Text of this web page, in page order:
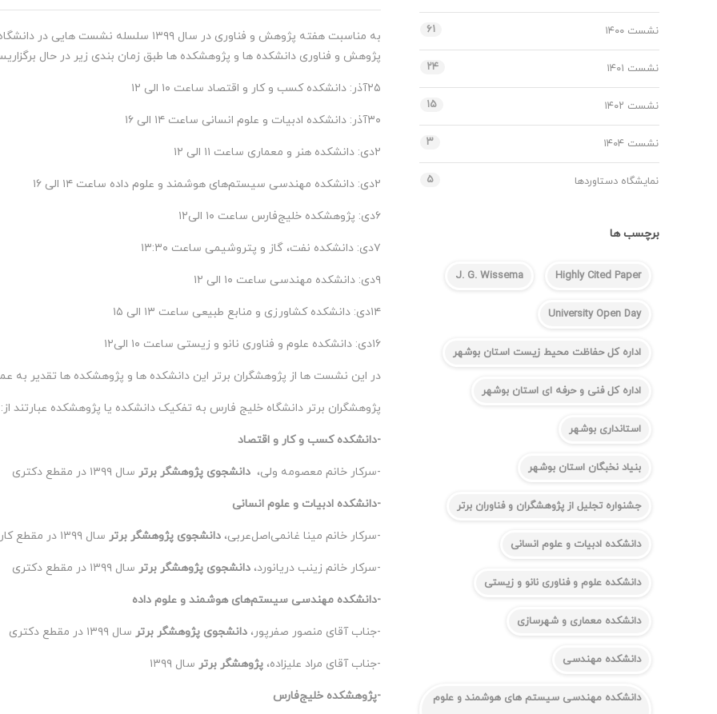
به مناسبت هفته پژوهش و فناوری در سال
پژوهش و فناوری دانشکده ها و پژوهشکده ها طبق زمان بندی زیر در حال
۲۵آذر: دانشکده کسب و کار و اقتصاد ساعت ۱۰ الی ۱۲
۳۰آذر: دانشکده ادبیات و علوم انسانی ساعت ۱۴ الی ۱۶
۲دی: دانشکده هنر و معماری ساعت ۱۱ الی ۱۲
۲دی: دانشکده مهندسی سیستم‌های هوشمند و علوم داده ساعت ۱۴ الی ۱۶
۶دی: پژوهشکده خلیج‌فارس ساعت ۱۰ الی۱۲
۷دی: دانشکده نفت، گاز و پتروشیمی ساعت ۱۳:۳۰
۹دی: دانشکده مهندسی ساعت ۱۰ الی ۱۲
۱۴دی: دانشکده کشاورزی و منابع طبیعی ساعت ۱۳ الی ۱۵
۱۶دی: دانشکده علوم و فناوری‌ نانو و زیستی ساعت ۱۰ الی۱۲
در این نشست ها از پژوهشگران برتر این دانشکده ها و پژوهشکده ها تقدیر به
پژوهشگران برتر دانشگاه خلیج فارس به تفکیک دانشکده یا پژوهشکده عبارتند از:
-دانشکده کسب و کار و اقتصاد
-سرکار خانم معصومه ولی، دانشجوی پژوهشگر برتر سال ۱۳۹۹ در مقطع دکتری
-دانشکده ادبیات و علوم انسانی
-سرکار خانم مینا غانمی‌اصل‌عربی، دانشجوی پژوهشگر برتر سال ۱۳۹۹ در مقطع کارشناسی‌ارشد
-سرکار خانم زینب دریانورد، دانشجوی پژوهشگر برتر سال ۱۳۹۹ در مقطع دکتری
-دانشکده مهندسی سیستم‌های هوشمند و علوم داده
-جناب آقای منصور صفرپور، دانشجوی پژوهشگر برتر سال ۱۳۹۹ در مقطع دکتری
-جناب آقای مراد علیزاده، پژوهشگر برتر سال ۱۳۹۹
-پژوهشکده خلیج‌فارس
نشست ۱۴۰۰ ۶۱
نشست ۱۴۰۱ ۲۴
نشست ۱۴۰۲ ۱۵
نشست ۱۴۰۴ ۳
نمایشگاه دستاوردها ۵
برچسب ها
Highly Cited Paper
J. G. Wissema
University Open Day
اداره کل حفاظت محیط زیست استان بوشهر
اداره کل فنی و حرفه ای استان بوشهر
استانداری بوشهر
بنیاد نخبگان استان بوشهر
جشنواره تجلیل از پژوهشگران و فناوران برتر
دانشکده ادبیات و علوم انسانی
دانشکده علوم و فناوری نانو و زیستی
دانشکده معماری و شهرسازی
دانشکده مهندسی
دانشکده مهندسی سیستم های هوشمند و علوم